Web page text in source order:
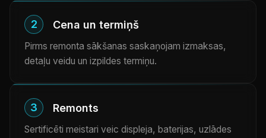
2 Cena un termiņš
Pirms remonta sākšanas saskaņojam izmaksas,
detaļu veidu un izpildes termiņu.
3 Remonts
Sertificēti meistari veic displeja, baterijas, uzlādes